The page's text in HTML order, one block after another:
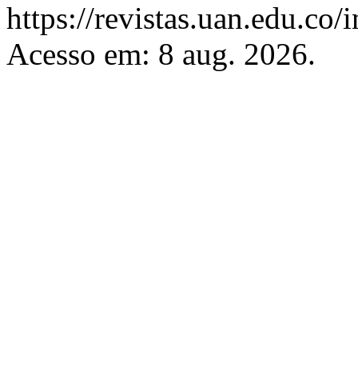
https://
Acesso em: 8 aug. 2026.